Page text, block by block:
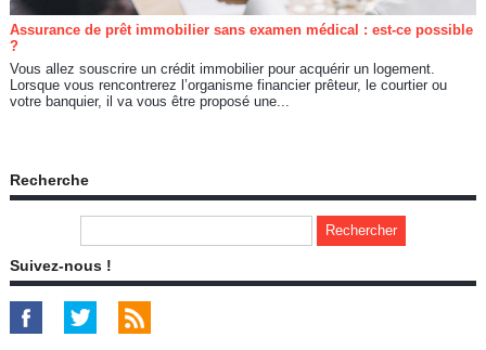
Assurance de prêt immobilier sans examen médical : est-ce possible
?
Vous allez souscrire un crédit immobilier pour acquérir un logement.
Lorsque vous rencontrerez l’organisme financier prêteur, le courtier ou
votre banquier, il va vous être proposé une...
Recherche
Suivez-nous !